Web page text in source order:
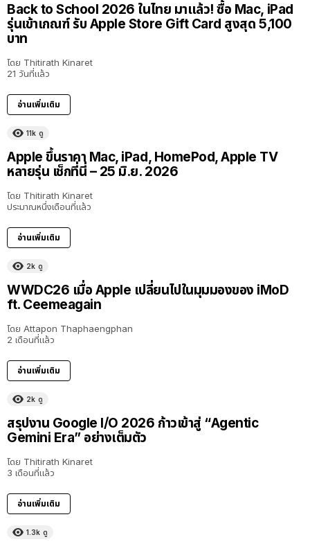
Back to School 2026 ในไทย มาแล้ว! ซื้อ Mac, iPad
รุ่นเข้าเกณฑ์ รับ Apple Store Gift Card สูงสุด 5,100
บาท
โดย Thitirath Kinaret
21 วันที่แล้ว
อ่านเพิ่มเติม
11k ดู
Apple ขึ้นราคา Mac, iPad, HomePod, Apple TV
หลายรุ่น เช็กที่นี่ – 25 มิ.ย. 2026
โดย Thitirath Kinaret
ประมาณหนึ่งเดือนที่แล้ว
อ่านเพิ่มเติม
2k ดู
WWDC26 เมื่อ Apple เปลี่ยนไปในมุมมองของ iMoD
ft. Ceemeagain
โดย Attapon Thaphaengphan
2 เดือนที่แล้ว
อ่านเพิ่มเติม
2k ดู
สรุปงาน Google I/O 2026 ก้าวเข้าสู่ “Agentic
Gemini Era” อย่างเต็มตัว
โดย Thitirath Kinaret
3 เดือนที่แล้ว
อ่านเพิ่มเติม
1.3k ดู